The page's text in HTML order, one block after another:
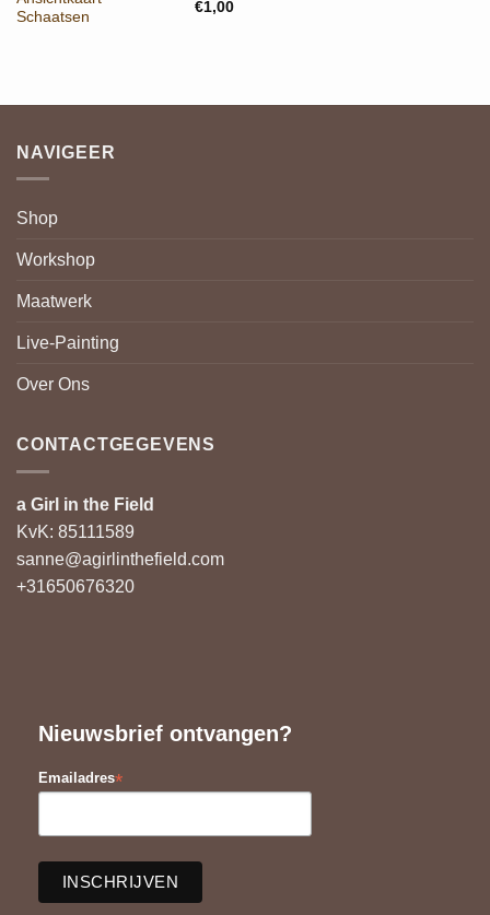
Schaatsen
Oorspronkelijke
€1,00Huidige
NAVIGEER
Shop
Workshop
Maatwerk
Live-Painting
Over Ons
CONTACTGEGEVENS
a Girl in the Field
KvK: 85111589
sanne@agirlinthefield.com
+31650676320
Nieuwsbrief ontvangen?
Emailadres*